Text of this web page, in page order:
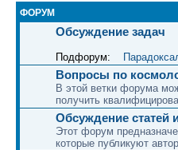
ФОРУМ
Обсуждение задач
Подфорум:
Вопросы по
В этой ветки форума
получить
Обсуждение статей
Этот форум
которые публикуют